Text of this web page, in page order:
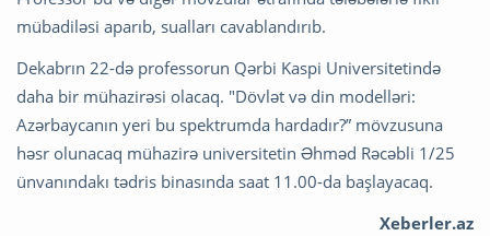
mübadiləsi aparıb, sualları cavablandırıb.
Dekabrın 22-də professorun Qərbi Kaspi Universitetində
daha bir mühazirəsi olacaq. "Dövlət və din modelləri:
Azərbaycanın yeri bu spektrumda hardadır?” mövzusuna
həsr olunacaq mühazirə universitetin Əhməd Rəcəbli 1/25
ünvanındakı tədris binasında saat 11.00-da başlayacaq.
Xeberler.az